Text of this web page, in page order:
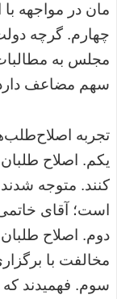
مان در مواجهه
چهارم. گرچه
مجلس به
سهم مضاعف
تجربه
یکم. اصلاح
کنند. متوجه
است؛ آقای
دوم. اصلاح
مخالفت با برگزاری
سوم. فهمیدند که